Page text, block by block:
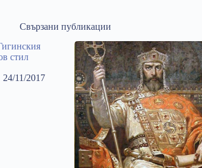
Свързани публикации
стил
24/11/2017